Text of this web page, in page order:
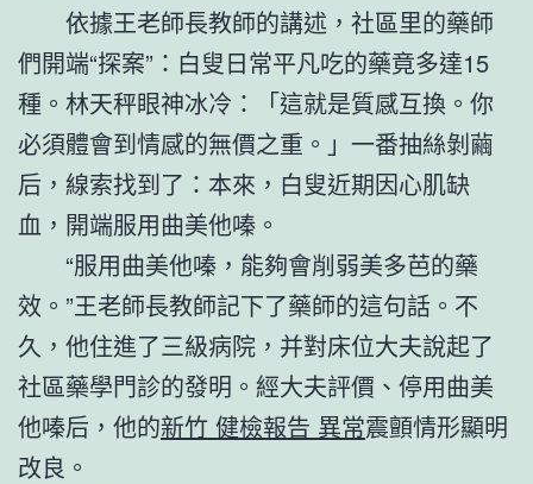
依據王老師長教師的講述，社區里的藥師
們開端“探案”：白叟日常平凡吃的藥竟多達15
種。林天秤眼神冰冷：「這就是質感互換。你
必須體會到情感的無價之重。」一番抽絲剝繭
后，線索找到了：本來，白叟近期因心肌缺
血，開端服用曲美他嗪。
“服用曲美他嗪，能夠會削弱美多芭的藥
效。”王老師長教師記下了藥師的這句話。不
久，他住進了三級病院，并對床位大夫說起了
社區藥學門診的發明。經大夫評價、停用曲美
他嗪后，他的新竹 健檢報告 異常震顫情形顯明
改良。